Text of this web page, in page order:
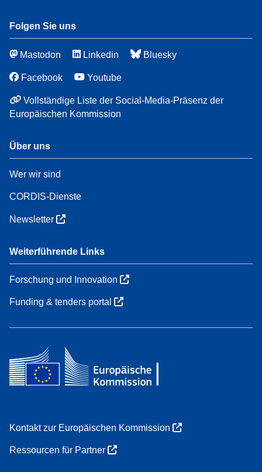
Folgen Sie uns
Mastodon Linkedin Bluesky
Facebook Youtube
Vollständige Liste der Social-Media-Präsenz der
Europäischen Kommission
Über uns
Wer wir sind
CORDIS-Dienste
Newsletter
Weiterführende Links
Forschung und Innovation
Funding & tenders portal
Kontakt zur Europäischen Kommission
Ressourcen für Partner